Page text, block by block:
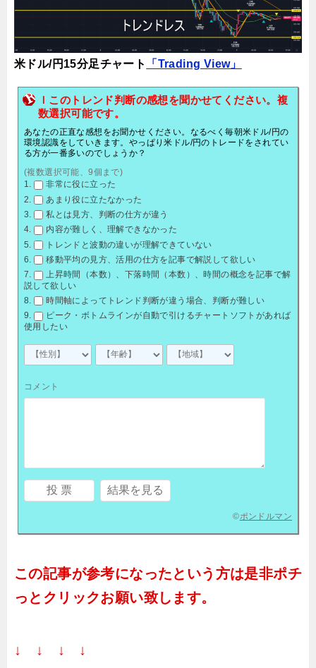
米ドル/円15分足チャート 「Trading View」
ｌこのトレンド判断の感想を聞かせてください。複
数選択可能です。
あなたの正直な感想をお聞かせください。なるべく毎朝米ドル/円の
環境認識をしていきます。やっぱり米ドル/円のトレードをされてい
る方が一番多いのでしょうか？
(複数選択可能、9個まで)
非常に役に立った
あまり役に立たなかった
私とは見方、判断の仕方が違う
内容が難しく、理解できなかった
トレンドと波動の違いが理解できていない
移動平均の見方、活用の仕方を記事で解説して欲しい
上昇時間（本数）、下落時間（本数）、時間の概念を記事で解
説して欲しい
時間軸によってトレンド判断が違う場合、判断が難しい
ピーク・ボトムラインが自動で引けるチャートソフトがあれば
使用したい
コメント
©ポンドルマン
この記事が参考になったという方は是非ポチ
っとクリックお願い致します。
↓ ↓ ↓ ↓